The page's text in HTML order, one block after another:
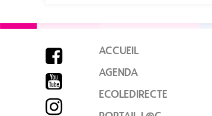



ACCUEIL
AGENDA
ECOLEDIRECTE